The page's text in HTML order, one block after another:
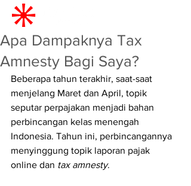
Apa Dampaknya Tax
Amnesty Bagi Saya?
Beberapa tahun terakhir, saat-saat
menjelang Maret dan April, topik
seputar perpajakan menjadi bahan
perbincangan kelas menengah
Indonesia. Tahun ini, perbincangannya
menyinggung topik laporan pajak
online dan tax amnesty.